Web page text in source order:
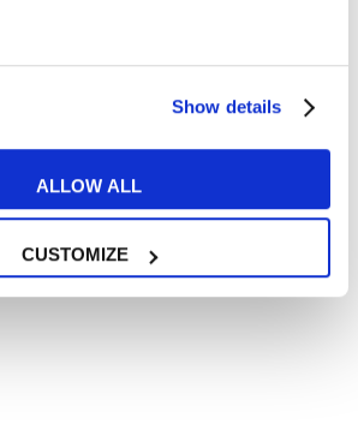
Show details
ALLOW ALL
CUSTOMIZE
comunicazioni commerciali e promozionali